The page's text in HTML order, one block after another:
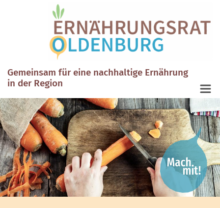
Gemeinsam für eine nachhaltige Ernährung
in der Region